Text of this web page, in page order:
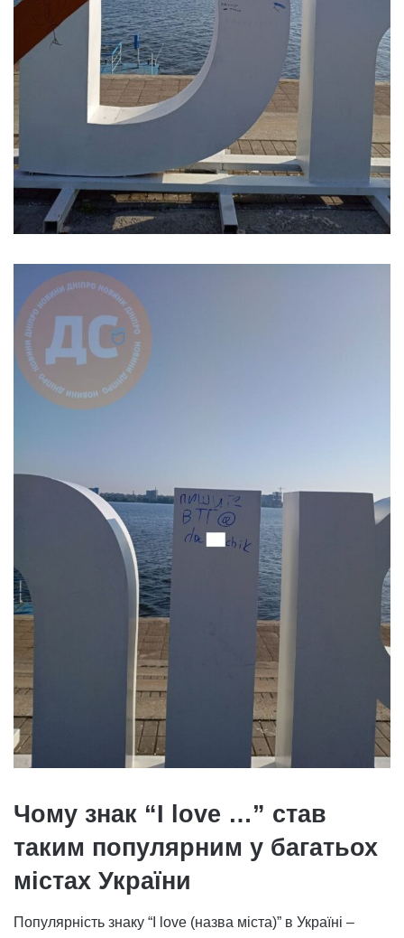
Чому знак “I love …” став
таким популярним у багатьох
містах України
Популярність знаку “I love (назва міста)” в Україні –